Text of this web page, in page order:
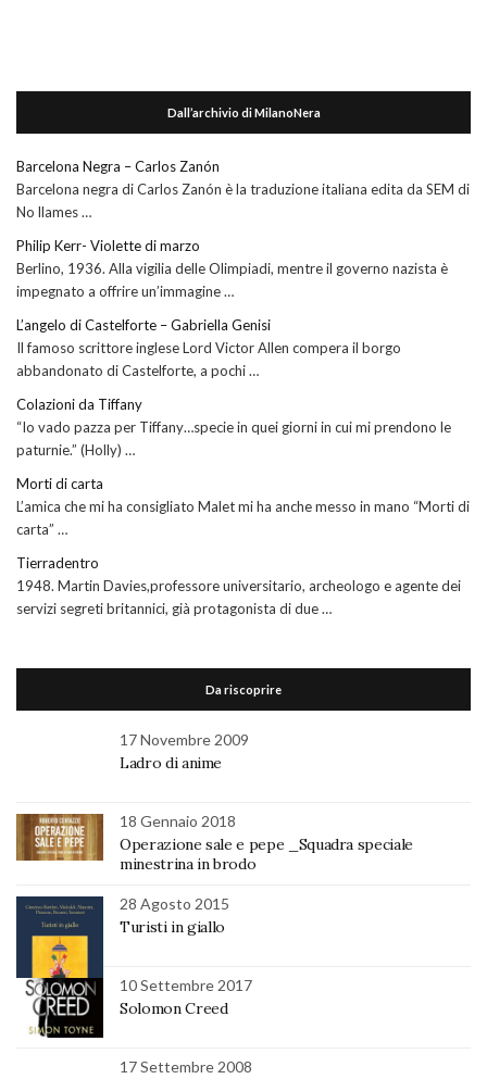
Dall’archivio di MilanoNera
Barcelona Negra – Carlos Zanón
Barcelona negra di Carlos Zanón è la traduzione italiana edita da SEM di
No llames …
Philip Kerr- Violette di marzo
Berlino, 1936. Alla vigilia delle Olimpiadi, mentre il governo nazista è
impegnato a offrire un’immagine …
L’angelo di Castelforte – Gabriella Genisi
Il famoso scrittore inglese Lord Victor Allen compera il borgo
abbandonato di Castelforte, a pochi …
Colazioni da Tiffany
“Io vado pazza per Tiffany…specie in quei giorni in cui mi prendono le
paturnie.” (Holly) …
Morti di carta
L’amica che mi ha consigliato Malet mi ha anche messo in mano “Morti di
carta” …
Tierradentro
1948. Martin Davies,professore universitario, archeologo e agente dei
servizi segreti britannici, già protagonista di due …
Da riscoprire
17 Novembre 2009
Ladro di anime
18 Gennaio 2018
Operazione sale e pepe _Squadra speciale
minestrina in brodo
28 Agosto 2015
Turisti in giallo
10 Settembre 2017
Solomon Creed
17 Settembre 2008